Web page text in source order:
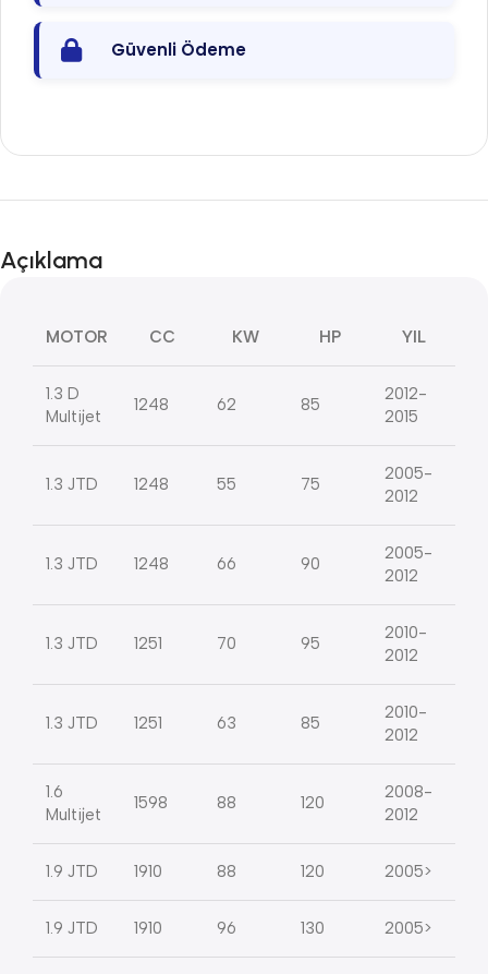
Güvenli Ödeme
Açıklama
MOTOR CC KW HP YIL
1.3 D
Multijet
1248 62 85
2012-
2015
1.3 JTD 1248 55 75
2005-
2012
1.3 JTD 1248 66 90
2005-
2012
1.3 JTD 1251 70 95
2010-
2012
1.3 JTD 1251 63 85
2010-
2012
1.6
Multijet
1598 88 120
2008-
2012
1.9 JTD 1910 88 120 2005>
1.9 JTD 1910 96 130 2005>